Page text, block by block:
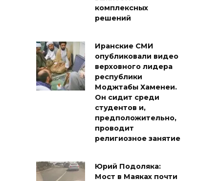
комплексных
решений
Иранские СМИ
опубликовали видео
верховного лидера
республики
Моджтабы Хаменеи.
Он сидит среди
студентов и,
предположительно,
проводит
религиозное занятие
Юрий Подоляка:
Мост в Маяках почти